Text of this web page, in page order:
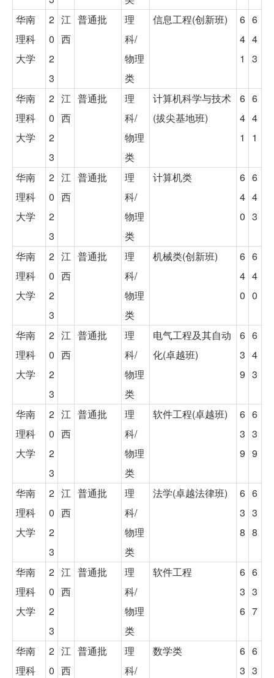
华南
理科
大学
2
0
2
3
江
西
普通批
理
科/
物理
类
信息工程(创新班)
6
4
1
6
4
3
华南
理科
大学
2
0
2
3
江
西
普通批
理
科/
物理
类
计算机科学与技术
(拔尖基地班)
6
4
1
6
4
1
华南
理科
大学
2
0
2
3
江
西
普通批
理
科/
物理
类
计算机类
6
4
0
6
4
3
华南
理科
大学
2
0
2
3
江
西
普通批
理
科/
物理
类
机械类(创新班)
6
4
0
6
4
0
华南
理科
大学
2
0
2
3
江
西
普通批
理
科/
物理
类
电气工程及其自动
化(卓越班)
6
3
9
6
4
3
华南
理科
大学
2
0
2
3
江
西
普通批
理
科/
物理
类
软件工程(卓越班)
6
3
9
6
3
9
华南
理科
大学
2
0
2
3
江
西
普通批
理
科/
物理
类
法学(卓越法律班)
6
3
8
6
3
8
华南
理科
大学
2
0
2
3
江
西
普通批
理
科/
物理
类
软件工程
6
3
6
6
3
7
华南
理科
2
0
江
西
普通批
理
科/
数学类
6
3
6
3